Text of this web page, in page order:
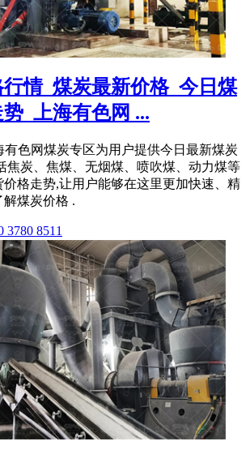
情_煤炭最新价格_今日煤
_上海有色网 ...
有色网煤炭专区为用户提供今日最新煤炭
焦炭、焦煤、无烟煤、喷吹煤、动力煤等
价格走势,让用户能够在这里更加快速、精
煤炭价格 .
3780 8511